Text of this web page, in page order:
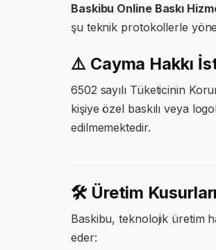
Baskibu Online Baskı
şu teknik protokollerle
⚠️ Cayma Hakkı
6502 sayılı Tüketicinin
kişiye özel baskılı veya
edilmemektedir.
🛠️ Üretim
Baskibu, teknolojik üretim
eder: